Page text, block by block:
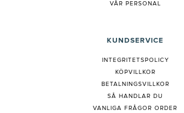
VÅR PERSONAL
KUNDSERVICE
INTEGRITETSPOLICY
KÖPVILLKOR
BETALNINGSVILLKOR
SÅ HANDLAR DU
VANLIGA FRÅGOR ORDER